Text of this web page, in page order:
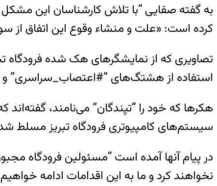
به گفته صفایی “با تلاش کارشناسان این
کرده است: «علت و منشاء وقوع این اتفاق
تصاویری که از نمایشگرهای هک شده فرودگاه
استفاده از هشتگ‌های ‌”#اعتصاب_سراسری”
هکرها که خود را “تپندگان” می‌نامند،
سیستم‌های کامپیوتری فرودگاه تبریز مسلط
در پیام آنها آمده است “مسئولین فرودگاه
نخواهند کرد و ما به این اقدامات ادامه